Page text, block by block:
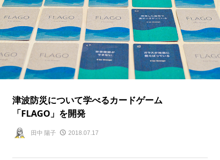
津波防災について学べるカードゲーム
「FLAGO」を開発
田中 陽子 2018.07.17